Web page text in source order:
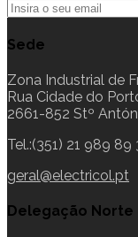
Sede
Zona Industrial de
Rua Cidade do
2661-852 Stº
Tel.:(351) 21 989 89
geral@electricol.pt
Delegação Norte